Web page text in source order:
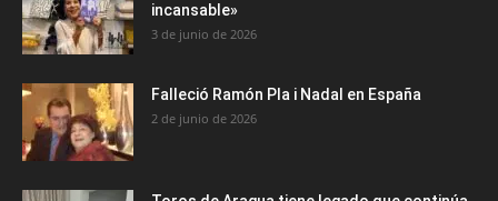
incansable»
3 de junio de 2026
Falleció Ramón Pla i Nadal en España
2 de junio de 2026